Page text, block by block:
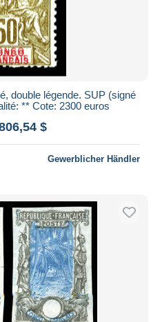
double légende. SUP (signé
** Cote: 2300 euros
$
Gewerblicher Händler